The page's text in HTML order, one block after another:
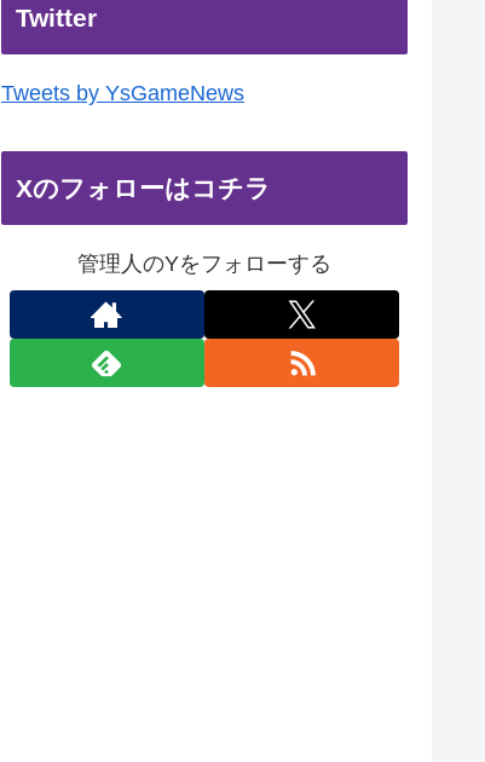
Twitter
Tweets by YsGameNews
Xのフォローはコチラ
管理人のYをフォローする